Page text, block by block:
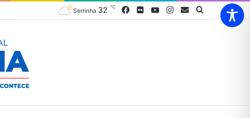
Procurar
Webmail
Instagram
YouTube
Flickr
Facebook
Serrinha 32 ℃